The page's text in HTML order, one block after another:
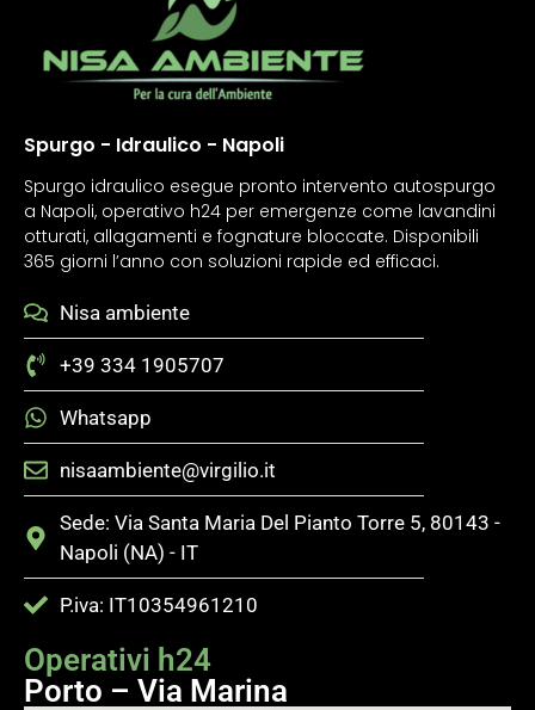
Spurgo - Idraulico - Napoli
Spurgo idraulico esegue pronto intervento autospurgo
a Napoli, operativo h24 per emergenze come lavandini
otturati, allagamenti e fognature bloccate. Disponibili
365 giorni l’anno con soluzioni rapide ed efficaci.
Nisa ambiente
+39 334 1905707
Whatsapp
nisaambiente@virgilio.it
Sede: Via Santa Maria Del Pianto Torre 5, 80143 -
Napoli (NA) - IT
P.iva: IT10354961210
Operativi h24
Porto – Via Marina